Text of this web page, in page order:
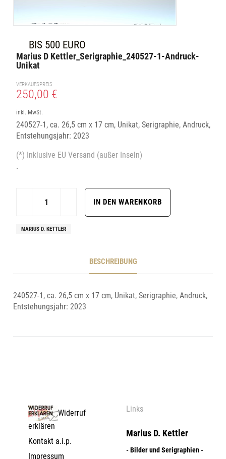
BIS 500 EURO
Marius D Kettler_Serigraphie_240527-1-Andruck-
Unikat
VERKAUFSPREIS
250,00 €
inkl. MwSt.
240527-1, ca. 26,5 cm x 17 cm, Unikat, Serigraphie, Andruck,
Entstehungsjahr: 2023
(*) Inklusive EU Versand (außer Inseln)
.
MARIUS D. KETTLER
BESCHREIBUNG
240527-1, ca. 26,5 cm x 17 cm, Unikat, Serigraphie, Andruck,
Entstehungsjahr: 2023
Widerruf
erklären
Kontakt a.i.p.
Impressum
Links
Marius D. Kettler
- Bilder und Serigraphien -